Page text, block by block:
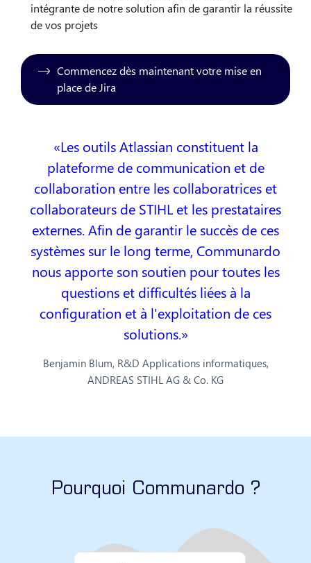
intégrante de notre solution afin de garantir la réussite
de vos projets
Commencez dès maintenant votre mise en
place de Jira
Les outils Atlassian constituent la
plateforme de communication et de
collaboration entre les collaboratrices et
collaborateurs de STIHL et les prestataires
externes. Afin de garantir le succès de ces
systèmes sur le long terme, Communardo
nous apporte son soutien pour toutes les
questions et difficultés liées à la
configuration et à l'exploitation de ces
solutions.
Benjamin Blum, R&D Applications informatiques,
ANDREAS STIHL AG & Co. KG
Pourquoi Communardo ?